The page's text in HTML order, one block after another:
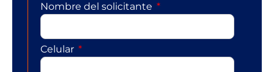
Nombre del solicitante
Celular